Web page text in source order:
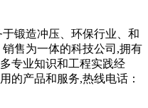
锻造冲压、环保行业、和
售为一体的科技公司,拥有
专业知识和工程实践经
的产品和服务,热线电话：